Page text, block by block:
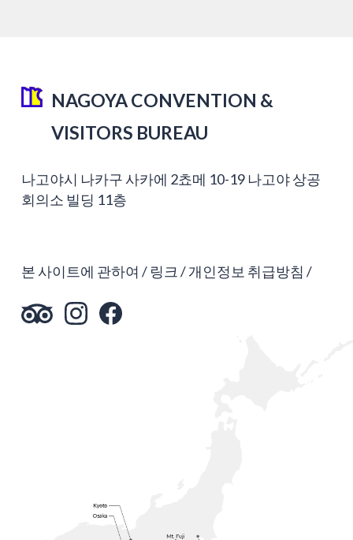
NAGOYA CONVENTION &
VISITORS BUREAU
나고야시 나카구 사카에 2쵸메 10-19 나고야 상공
회의소 빌딩 11층
본 사이트에 관하여 링크 개인정보 취급방침